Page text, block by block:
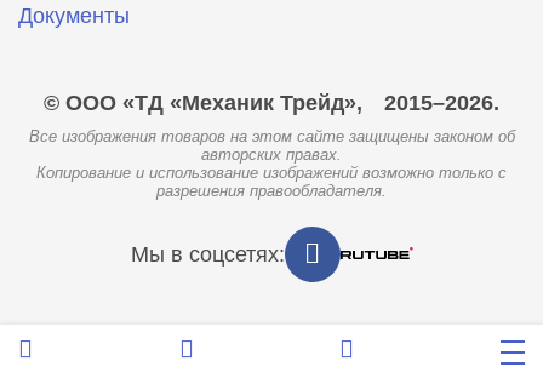
Документы
© ООО «ТД «Механик Трейд», 2015–2026.
Все изображения товаров на этом сайте защищены законом об
авторских правах.
Копирование и использование изображений возможно только с
разрешения правообладателя.
Мы в соцсетях: